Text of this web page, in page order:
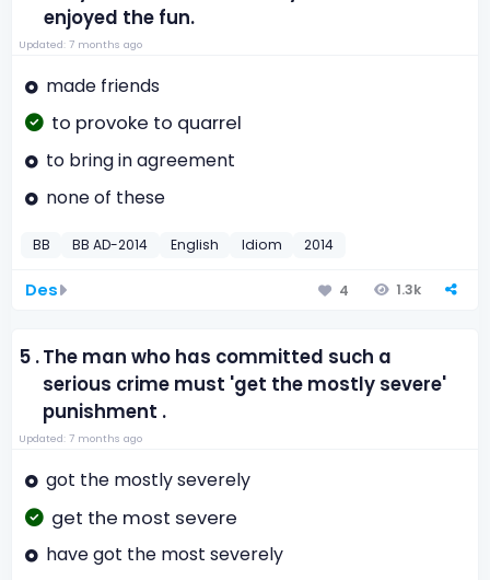
enjoyed the fun.
Updated: 7 months ago
made friends
to provoke to quarrel
to bring in agreement
none of these
BB BB AD-2014 English Idiom 2014
Des 4 1.3k
5 .The man who has committed such a
serious crime must 'get the mostly severe'
punishment .
Updated: 7 months ago
got the mostly severely
get the most severe
have got the most severely